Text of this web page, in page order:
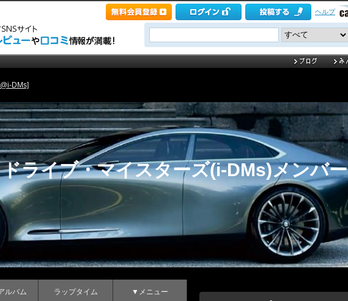
ヘルプ
DMs]
ライブ・マイスターズ(i-DMs)メンバー
ルバム ラップタイム ▼メニュー